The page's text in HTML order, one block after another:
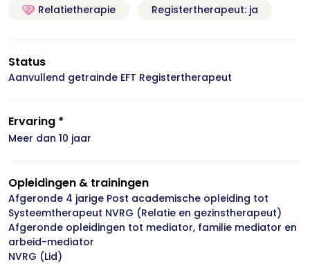
Relatietherapie Registertherapeut: ja
Status
Aanvullend getrainde EFT Registertherapeut
Ervaring *
Meer dan 10 jaar
Opleidingen & trainingen
Afgeronde 4 jarige Post academische opleiding tot
Systeemtherapeut NVRG (Relatie en gezinstherapeut)
Afgeronde opleidingen tot mediator, familie mediator en
arbeid-mediator
NVRG (Lid)